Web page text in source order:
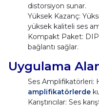
distorsiyon sunar.
Yüksek Kazanç:
yüksek kaliteli ses
Kompakt Paket:
bağlantı sağlar.
Uygulama
Ses Amplifikatörleri:
amplifikatörlerde
Karıştırıcılar: Ses